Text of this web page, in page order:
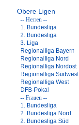
Obere Ligen
-- Herren --
1. Bundesliga
2. Bundesliga
3. Liga
Regionalliga Bayern
Regionalliga Nord
Regionalliga Nordost
Regionalliga Südwest
Regionalliga West
DFB-Pokal
-- Frauen --
1. Bundesliga
2. Bundesliga Nord
2. Bundesliga Süd